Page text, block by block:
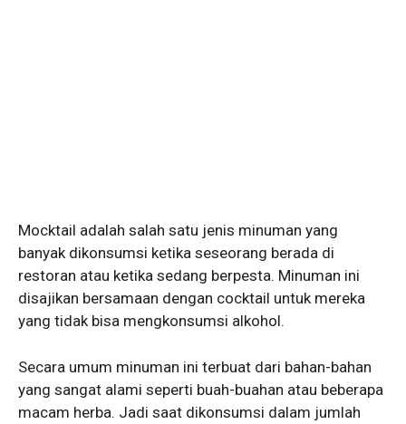
Mocktail adalah salah satu jenis minuman yang
banyak dikonsumsi ketika seseorang berada di
restoran atau ketika sedang berpesta. Minuman ini
disajikan bersamaan dengan cocktail untuk mereka
yang tidak bisa mengkonsumsi alkohol.
Secara umum minuman ini terbuat dari bahan-bahan
yang sangat alami seperti buah-buahan atau beberapa
macam herba. Jadi saat dikonsumsi dalam jumlah